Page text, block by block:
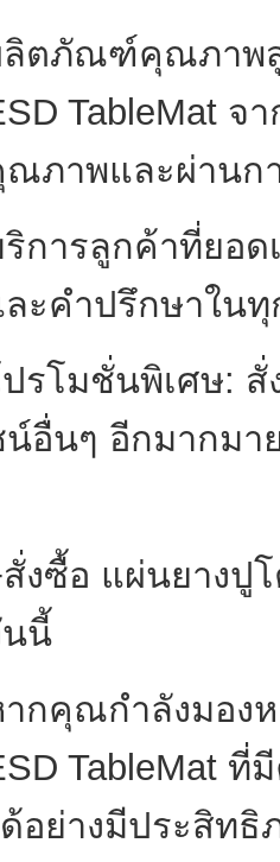
ตภัณฑ์คุณภาพสู
TableMat
ภาพและผ่านก
การลูกค้าที่ยอด
ะคำปรึกษาใน
รโมชั่นพิเศษ:
อื่นๆ อีกมากมา
งซื้อ แผ่นยางปู
นี้
กคุณกำลังมอง
TableMat
อย่างมีประสิท